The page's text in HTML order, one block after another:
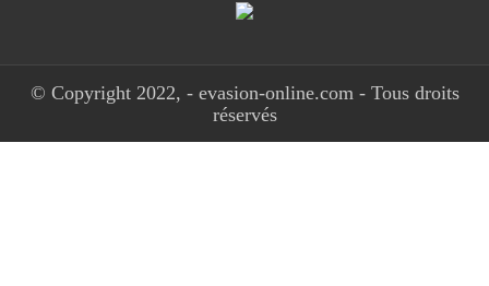
© Copyright 2022, - evasion-online.com - Tous droits
réservés